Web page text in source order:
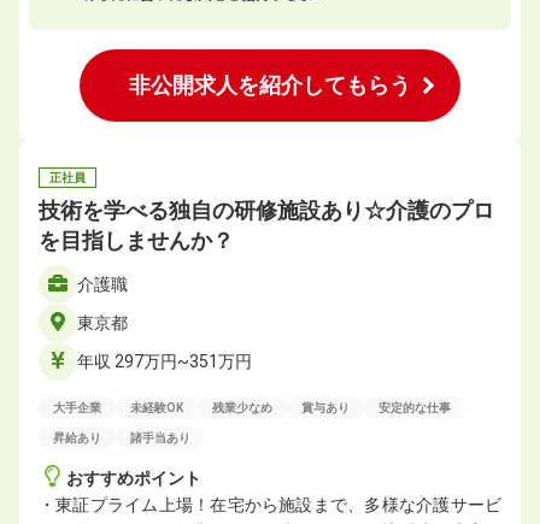
非公開求人を紹介してもらう
正社員
技術を学べる独自の研修施設あり☆介護のプロ
を目指しませんか？
介護職
東京都
年収 297万円~351万円
大手企業 未経験OK 残業少なめ 賞与あり 安定的な仕事
昇給あり 諸手当あり
おすすめポイント
・東証プライム上場！在宅から施設まで、多様な介護サービ